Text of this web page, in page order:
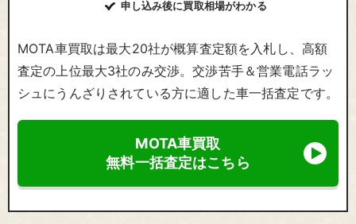
申し込み後に買取相場がわかる
MOTA車買取は最大20社が概算査定額を入札し、高額
査定の上位最大3社のみ交渉。交渉苦手＆営業電話ラッ
シュにうんざりされている方に適した車一括査定です。
MOTA車買取
無料一括査定はこちら